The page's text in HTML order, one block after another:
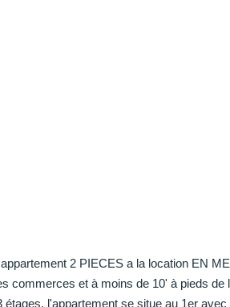
2 PIECES a la location EN
commerces et à moins de 10' à pieds de
étages, l'appartement se situe au 1er